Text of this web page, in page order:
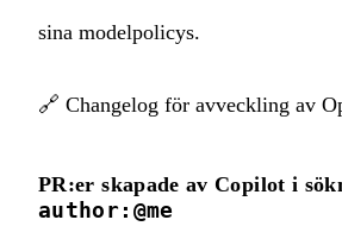
sina modelpolicys.
🔗 Changelog för avveckling av
PR:er skapade av Copilot i
author:@me